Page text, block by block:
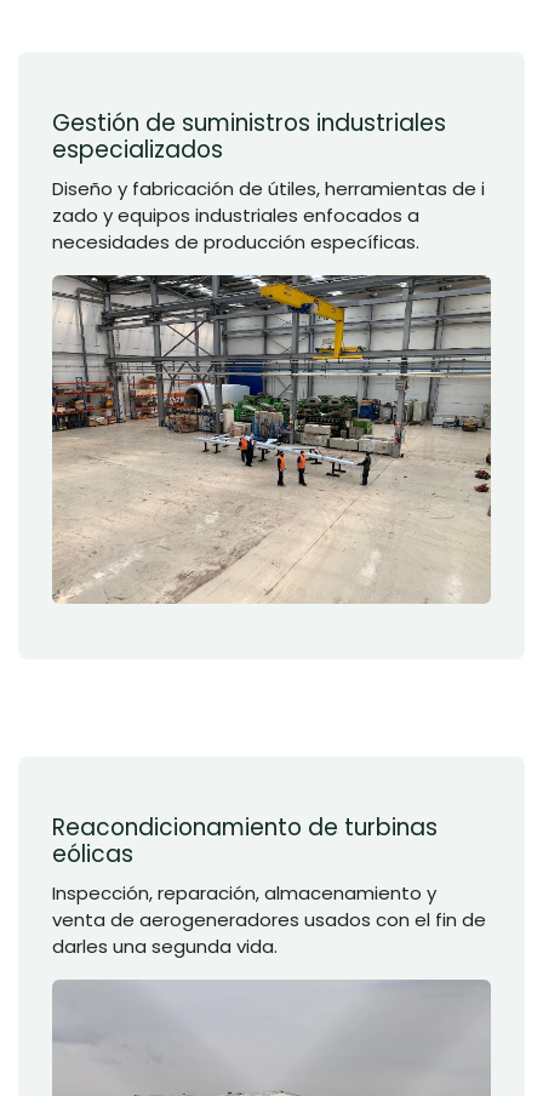
Gestión de suministros industriales
especializados
Diseño y fabricación de útiles, herramientas de i
zado y equipos industriales enfocados a
necesidades de producción específicas.
Reacondicionamiento de turbinas
eólicas
Inspección, reparación, almacenamiento y
venta de aerogeneradores usados con el fin de
darles una segunda vida.